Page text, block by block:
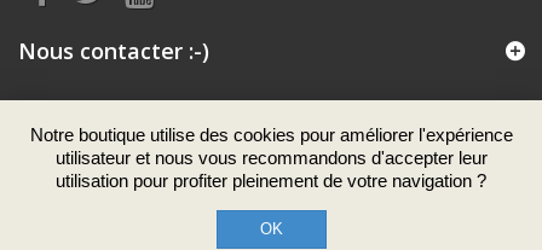
Nous contacter :-)
Notre boutique utilise des cookies pour améliorer l'expérience
utilisateur et nous vous recommandons d'accepter leur
utilisation pour profiter pleinement de votre navigation ?